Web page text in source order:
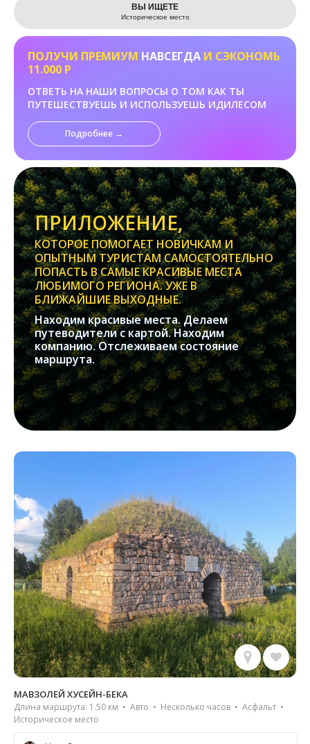
ВЫ ИЩЕТЕ
Историческое место
ПОЛУЧИ ПРЕМИУМ НАВСЕГДА И СЭКОНОМЬ
11.000 Р
ОТВЕТЬ НА НАШИ ВОПРОСЫ О ТОМ КАК ТЫ
ПУТЕШЕСТВУЕШЬ И ИСПОЛЬЗУЕШЬ ИДИЛЕСОМ
Подробнее →
ПРИЛОЖЕНИЕ,
КОТОРОЕ ПОМОГАЕТ НОВИЧКАМ И
ОПЫТНЫМ ТУРИСТАМ САМОСТОЯТЕЛЬНО
ПОПАСТЬ В САМЫЕ КРАСИВЫЕ МЕСТА
ЛЮБИМОГО РЕГИОНА. УЖЕ В
БЛИЖАЙШИЕ ВЫХОДНЫЕ.
Находим красивые места. Делаем
путеводители с картой. Находим
компанию. Отслеживаем состояние
маршрута.
МАВЗОЛЕЙ ХУСЕЙН-БЕКА
Длина маршрута: 1.50 км • Авто • Несколько часов • Асфальт •
Историческое место